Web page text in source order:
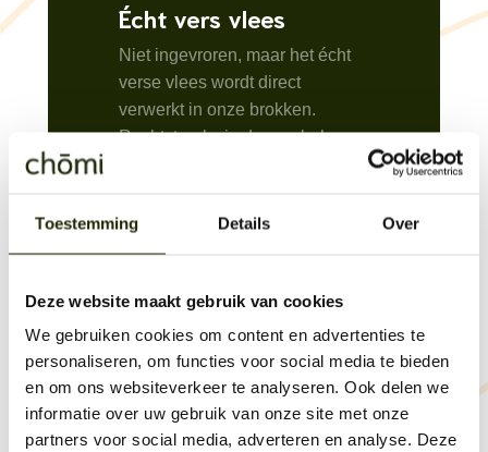
Toestemming Details Over
Deze website maakt gebruik van cookies
We gebruiken cookies om content en advertenties te
personaliseren, om functies voor social media te bieden
en om ons websiteverkeer te analyseren. Ook delen we
informatie over uw gebruik van onze site met onze
partners voor social media, adverteren en analyse. Deze
Écht vers vlees
Niet ingevroren, maar het écht
verse vlees wordt direct
verwerkt in onze brokken.
Rechtstreeks in de voerbak van
Graan- en glutenvrij
Goed verteerbaar en lief voor de
Vraag onze
voedingsdeskundige